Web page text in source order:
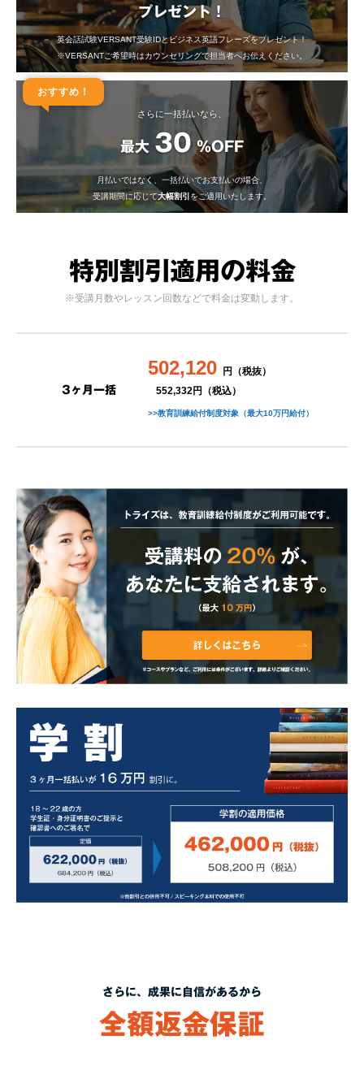
プレゼント！
英会話試験VERSANT受験IDとビジネス英語フレーズをプレゼント！
※VERSANTご希望時はカウンセリングで担当者へお伝えください。
おすすめ！
さらに一括払いなら、
最大 30 %OFF
月払いではなく、一括払いでお支払いの場合、
受講期間に応じて大幅割引 をご適用いたします。
特別割引適用の料金
※受講月数やレッスン回数などで料金は変動します。
3ヶ月一括
502,120
円（税抜）
552,332円（税込）
>>教育訓練給付制度対象（最大10万円給付）
さらに、成果に自信があるから
全額返金保証